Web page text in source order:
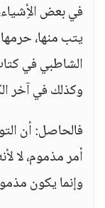
في بعض
يتب منها،
الشاطبي في
وكذلك في آخر
فالحاصل: أن
أمر مذموم، لا
وإنما يكون